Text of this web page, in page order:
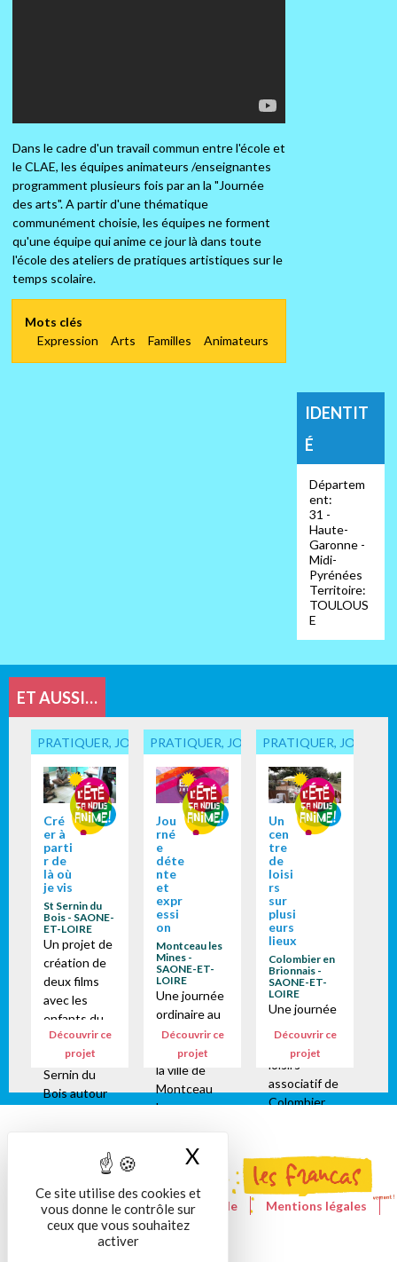
Dans le cadre d'un travail commun entre l'école et
le CLAE, les équipes animateurs /enseignantes
programment plusieurs fois par an la "Journée
des arts". A partir d'une thématique
communément choisie, les équipes ne forment
qu'une équipe qui anime ce jour là dans toute
l'école des ateliers de pratiques artistiques sur le
temps scolaire.
Mots clés
Expression
Arts Familles Animateurs
IDENTIT
É
Départem
ent:
31 -
Haute-
Garonne -
Midi-
Pyrénées
Territoire:
TOULOUS
E
ET AUSSI…
PRATIQUER, JOUER... ENSEMBLE
Cré
er à
parti
r de
là où
je vis
St Sernin du
Bois - SAONE-
ET-LOIRE
Un projet de
création de
deux films
avec les
enfants du
centre de
loisirs de St
Sernin du
Bois autour
a ??? Pour les
maternelles
La
construction
de l’histoire
Découvrir ce
projet
PRATIQUER, JOUER... ENSEMBLE
Jou
rné
e
déte
nte
et
expr
essi
on
Montceau les
Mines -
SAONE-ET-
LOIRE
Une journée
ordinaire au
service
jeunesse de
la ville de
Montceau
les
contraintes
(masque et
lavage des
Découvrir ce
projet
PRATIQUER, JOUER...
Un
cen
tre
de
loisi
rs
sur
plusi
eurs
lieux
Colombier en
Brionnais -
SAONE-ET-
LOIRE
Une journée
ordinaire au
centre de
loisirs
associatif de
Colombier
toujours
aussi
magique,
une
Découvrir ce
projet
Le site de la Fédération nationale
Mentions légales
Nous contacter
RGPD
Ce site utilise des cookies et
vous donne le contrôle sur
ceux que vous souhaitez
activer
X Masquer le